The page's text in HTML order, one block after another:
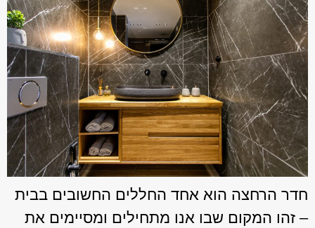
חדר הרחצה הוא אחד החללים החשובים בבית
– זהו המקום שבו אנו מתחילים ומסיימים את